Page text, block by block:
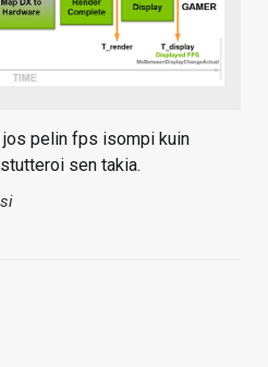
pelin fps isompi kuin
sen takia.